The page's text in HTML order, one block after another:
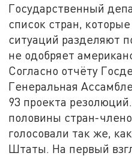
Государственный
список стран,
ситуаций разделяют
не одобряет
Согласно отчёту
Генеральная
93 проекта
половины стран-
голосовали так же,
Штаты. На первый